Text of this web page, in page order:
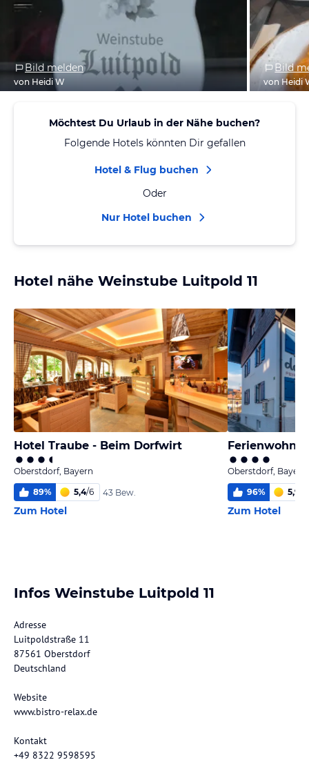
Bild melden
von Heidi W
Bild
von Heidi
Möchtest Du Urlaub in der Nähe buchen?
Folgende Hotels könnten Dir gefallen
Hotel & Flug buchen
Oder
Nur Hotel buchen
Hotel nähe Weinstube Luitpold 11
Hotel Traube - Beim Dorfwirt
Oberstdorf, Bayern
89% 5,4/6 43 Bew.
Zum Hotel
Oberstdorf, Bayern
96% 5,9
Zum Hotel
Infos Weinstube Luitpold 11
Adresse
Luitpoldstraße 11
87561 Oberstdorf
Deutschland
Website
www.bistro-relax.de
Kontakt
+49 8322 9598595